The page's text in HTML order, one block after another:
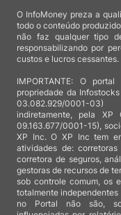
O InfoMoney preza a
todo o conteúdo
não faz qualquer tipo
responsabilizando por
custos e lucros cessantes.
IMPORTANTE: O
propriedade da
03.082.929/0001-03)
indiretamente, pela XP
09.163.677/0001-15),
XP Inc. O XP Inc tem
atividades de:
corretora de seguros,
gestoras de recursos de
sob controle comum, os
totalmente
no Portal não são,